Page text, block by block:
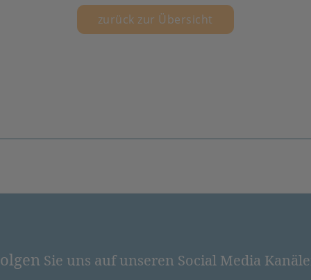
zurück zur Übersicht
Sie uns auf unseren Social Media